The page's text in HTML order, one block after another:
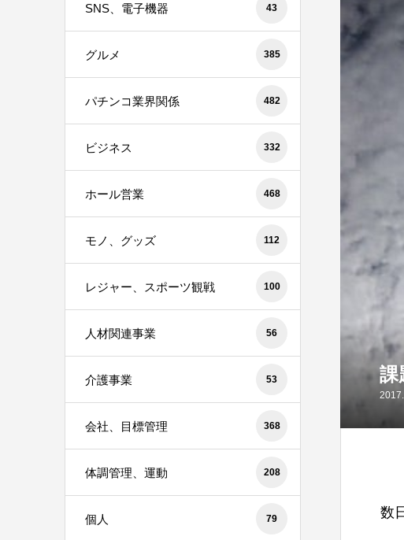
課
数
SNS、電子機器 43
グルメ 385
パチンコ業界関係 482
ビジネス 332
ホール営業 468
モノ、グッズ 112
レジャー、スポーツ観戦 100
人材関連事業 56
介護事業 53
会社、目標管理 368
体調管理、運動 208
個人 79